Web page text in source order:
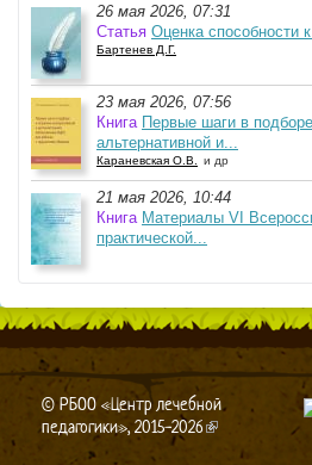
26 мая 2026, 07:31
Статья Оценка способности
Бартенев Д.Г.
23 мая 2026, 07:56
Книга Первые шаги в
альтернативной и...
Караневская О.В. и др
21 мая 2026, 10:44
Книга Материалы VI
практической...
© РБОО «Центр лечебной
педагогики», 2015-2026(link is external)